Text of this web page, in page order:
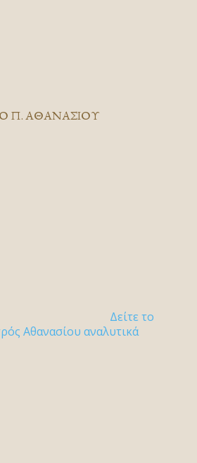
Π. ΑΘΑΝΑΣΙΟΥ
Δείτε το
Αθανασίου αναλυτικά